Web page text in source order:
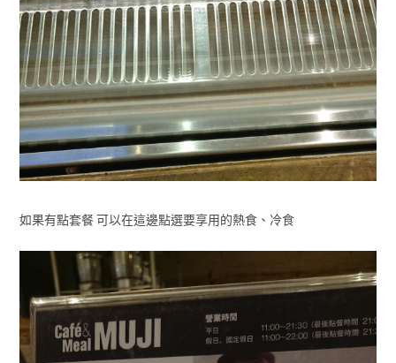
如果有點套餐 可以在這邊點選要享用的熱食、冷食